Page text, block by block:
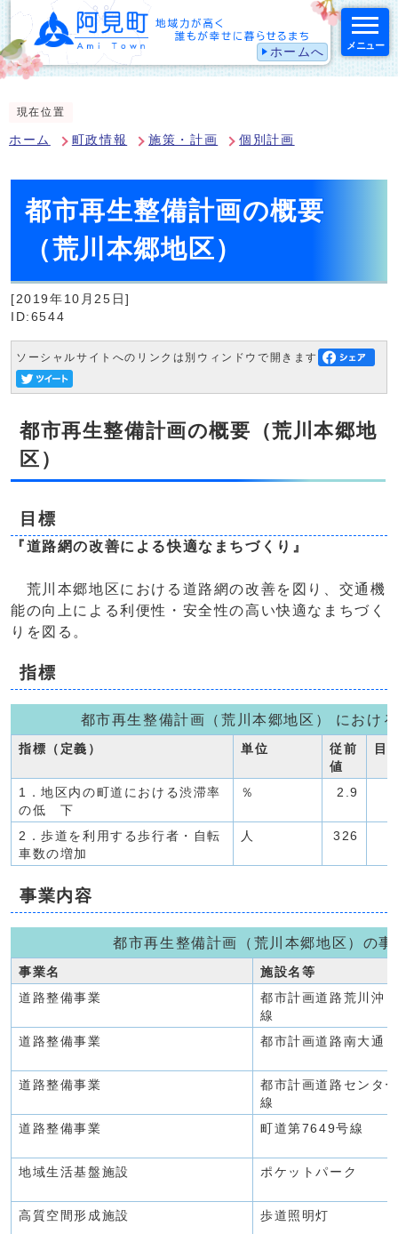
ホームへ メニュー
現在位置
ホーム 町政情報 施策・計画 個別計画
都市再生整備計画の概要
（荒川本郷地区）
[2019年10月25日]
ID:6544
ソーシャルサイトへのリンクは別ウィンドウで開きます
都市再生整備計画の概要（荒川本郷地
区）
目標
『道路網の改善による快適なまちづくり』
荒川本郷地区における道路網の改善を図り、交通機
能の向上による利便性・安全性の高い快適なまちづく
りを図る。
指標
都市再生整備計画（荒川本郷地区） におけ
指標（定義） 単位
従前
値
目
1．地区内の町道における渋滞率
の低 下
％ 2.9
2．歩道を利用する歩行者・自転
車数の増加
人 326
事業内容
都市再生整備計画（荒川本郷地区）の事
事業名
施設名等
道路整備事業
都市計画道路荒川沖
線
道路整備事業
都市計画道路南大通
道路整備事業
都市計画道路センタ
線
道路整備事業
町道第7649号線
地域生活基盤施設 ポケットパーク
高質空間形成施設 歩道照明灯